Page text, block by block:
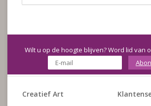
Wilt u op de hoogte blijven? Word lid van
Creatief Art